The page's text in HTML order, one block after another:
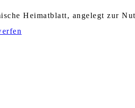
Heimatblatt, angelegt zur